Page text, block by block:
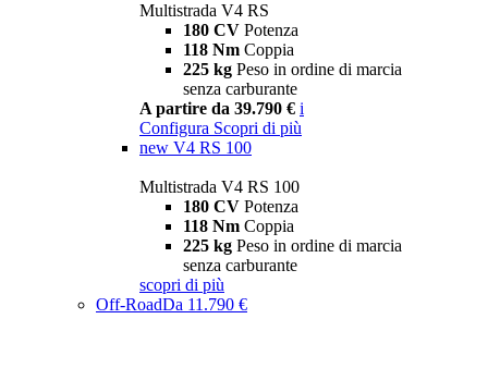
Multistrada V4 RS
180 CV Potenza
118 Nm Coppia
225 kg Peso in ordine di marcia
senza carburante
A partire da 39.790 € i
Configura Scopri di più
new V4 RS 100
Multistrada V4 RS 100
180 CV Potenza
118 Nm Coppia
225 kg Peso in ordine di marcia
senza carburante
scopri di più
Off-RoadDa 11.790 €